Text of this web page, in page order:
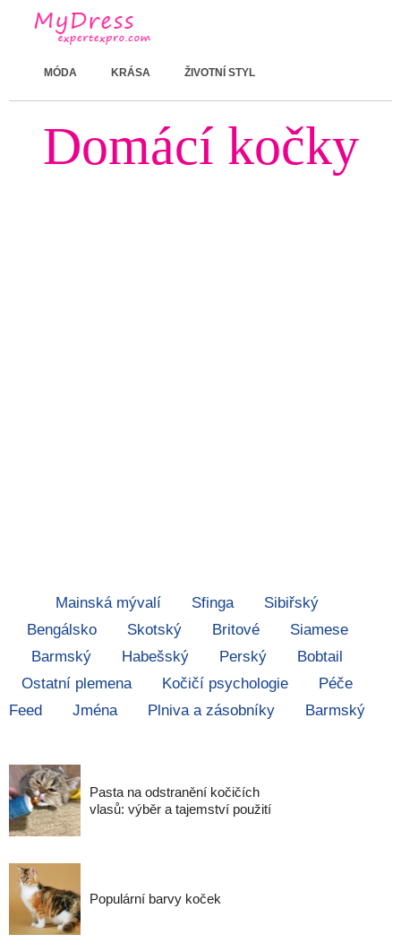
MÓDA KRÁSA ŽIVOTNÍ STYL
Domácí kočky
Mainská mývalí Sfinga
Sibiřský
Bengálsko
Skotský Britové
Siamese
Barmský
Habešský Perský
Bobtail
Ostatní plemena
Kočičí psychologie
Péče
Feed
Jména Plniva a zásobníky Barmský
Pasta na odstranění kočičích
vlasů: výběr a tajemství použití
Populární barvy koček